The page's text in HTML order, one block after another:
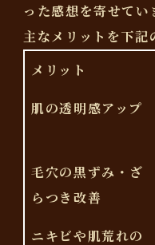
った感想を寄せてい
主なメリットを下記
メリット
肌の透明感アップ
毛穴の黒ずみ・ざ
らつき改善
ニキビや肌荒れの